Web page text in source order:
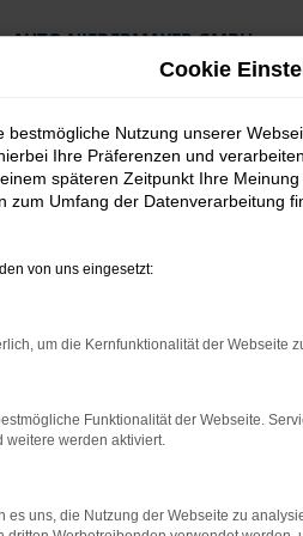
AUTO NIEDERMAYER GMBH
Preiswerte Angebote
günstig in
nachgedacht? Für
Cookie
bestmögliche Nutzung unserer
Ihre Präferenzen und
späteren Zeitpunkt Ihre
zum Umfang der Datenverarbeitung
von uns eingesetzt:
um die Kernfunktionalität der Webseite
Funktionalität der Webseite.
weitere werden aktiviert.
es uns, die Nutzung der Webseite zu